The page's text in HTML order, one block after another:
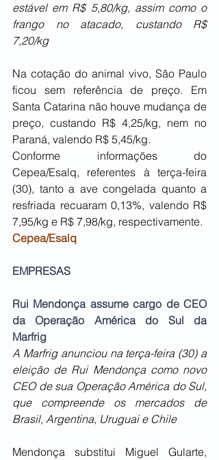
estável em R$ 5,80/kg, assim como o
frango no atacado, custando R$
7,20/kg
Na cotação do animal vivo, São Paulo
ficou sem referência de preço. Em
Santa Catarina não houve mudança de
preço, custando R$ 4,25/kg, nem no
Paraná, valendo R$ 5,45/kg.
Conforme informações do
Cepea/Esalq, referentes à terça-feira
(30), tanto a ave congelada quanto a
resfriada recuaram 0,13%, valendo R$
7,95/kg e R$ 7,98/kg, respectivamente.
Cepea/Esalq
EMPRESAS
Rui Mendonça assume cargo de CEO
da Operação América do Sul da
Marfrig
A Marfrig anunciou na terça-feira (30) a
eleição de Rui Mendonça como novo
CEO de sua Operação América do Sul,
que compreende os mercados de
Brasil, Argentina, Uruguai e Chile
Mendonça substitui Miguel Gularte,